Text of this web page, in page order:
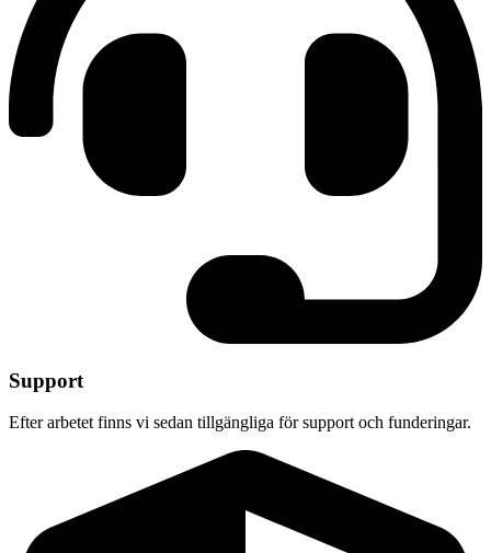
Support
Efter arbetet finns vi sedan tillgängliga för support och funderingar.